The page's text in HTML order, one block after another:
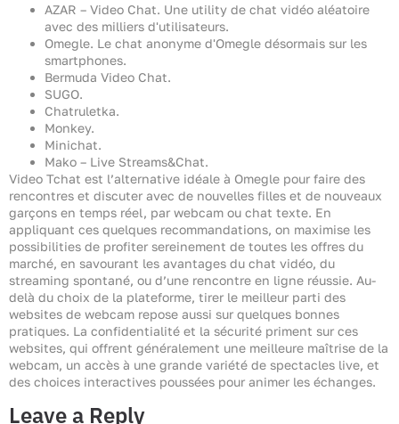
AZAR – Video Chat. Une utility de chat vidéo aléatoire
avec des milliers d'utilisateurs.
Omegle. Le chat anonyme d'Omegle désormais sur les
smartphones.
Bermuda Video Chat.
SUGO.
Chatruletka.
Monkey.
Minichat.
Mako – Live Streams&Chat.
Video Tchat est l’alternative idéale à Omegle pour faire des
rencontres et discuter avec de nouvelles filles et de nouveaux
garçons en temps réel, par webcam ou chat texte. En
appliquant ces quelques recommandations, on maximise les
possibilities de profiter sereinement de toutes les offres du
marché, en savourant les avantages du chat vidéo, du
streaming spontané, ou d’une rencontre en ligne réussie. Au-
delà du choix de la plateforme, tirer le meilleur parti des
websites de webcam repose aussi sur quelques bonnes
pratiques. La confidentialité et la sécurité priment sur ces
websites, qui offrent généralement une meilleure maîtrise de la
webcam, un accès à une grande variété de spectacles live, et
des choices interactives poussées pour animer les échanges.
Leave a Reply